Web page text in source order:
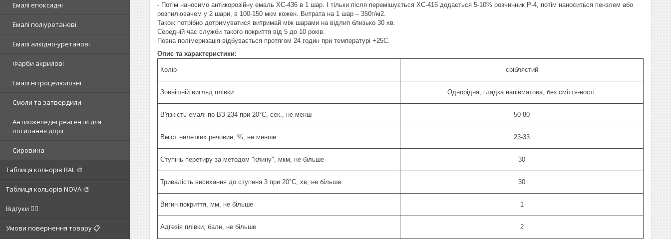
Емалі епоксидні
Емалі поліуретанові
Емалі алкідно-уретанові
Фарби акрилові
Емалі нітроцелюлозні
Смоли та затвердили
Антиожеледні реагенти для
посипання доріг
Сировина
Таблиця кольорів RAL 🎨
Таблиця кольорів NOVA 🎨
Відгуки ✍🏼
Умови повернення товару 📋
- Потім наносимо антикорозійну емаль ХС-436 в 1 шар. І тільки після перемішується ХС-416 додається 5-10% розчинник Р-4, потім наноситься пензлем або
розпилювачем у 2 шари, в 100-150 мкм кожен. Витрата на 1 шар – 350г/м2.
Також потрібно дотримуватися витримай між шарами на відлип близько 30 хв.
Середній час служби такого покриття від 5 до 10 років.
Повна полімеризація відбувається протягом 24 годин при температурі +25С.
Опис та характеристики:
Колір сріблястий
Зовнішній вигляд плівки Однорідна, гладка напівматова, без сміття-ності.
В'язкість емалі по ВЗ-234 при 20°С, сек., не менш 50-80
Вміст нелетких речовин, %, не менше 23-33
Ступінь перетиру за методом "клину", мкм, не більше 30
Тривалість висихання до ступеня 3 при 20°С, хв, не більше 30
Вигин покриття, мм, не більше 1
Адгезія плівки, бали, не більше 2